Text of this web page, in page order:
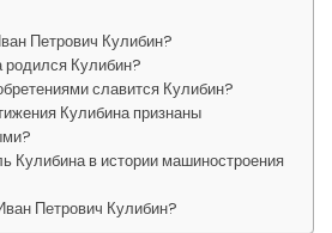
Петрович Кулибин?
родился Кулибин?
славится Кулибин?
Кулибина признаны
Кулибина в истории машиностроения
Петрович Кулибин?